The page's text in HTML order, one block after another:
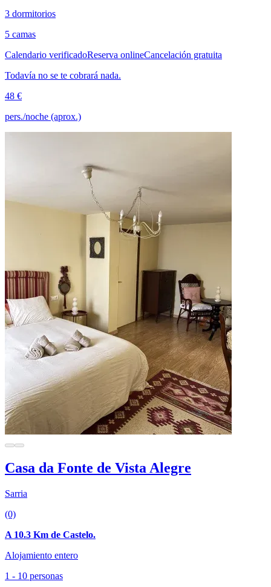
3 dormitorios
5 camas
Calendario verificadoReserva onlineCancelación gratuita
Todavía no se te cobrará nada.
48 €
pers./noche (aprox.)
Casa da Fonte de Vista Alegre
Sarria
(0)
A 10.3 Km de Castelo.
Alojamiento entero
1 - 10 personas